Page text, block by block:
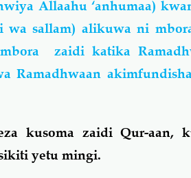
Allaahu ‘anhumaa)
sallam) alikuwa ni
zaidi katika
kusoma zaidi Qur-aan,
yetu mingi.